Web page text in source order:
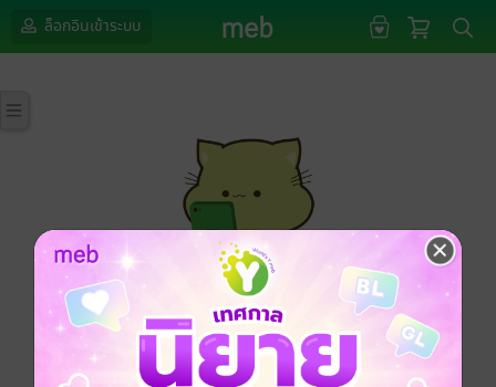
ล็อกอินเข้าระบบ
กรุณาเข้าสู่ระบบก่อนดำเนินรายการด้วยค่ะ
ล็อกอินเข้าระบบ